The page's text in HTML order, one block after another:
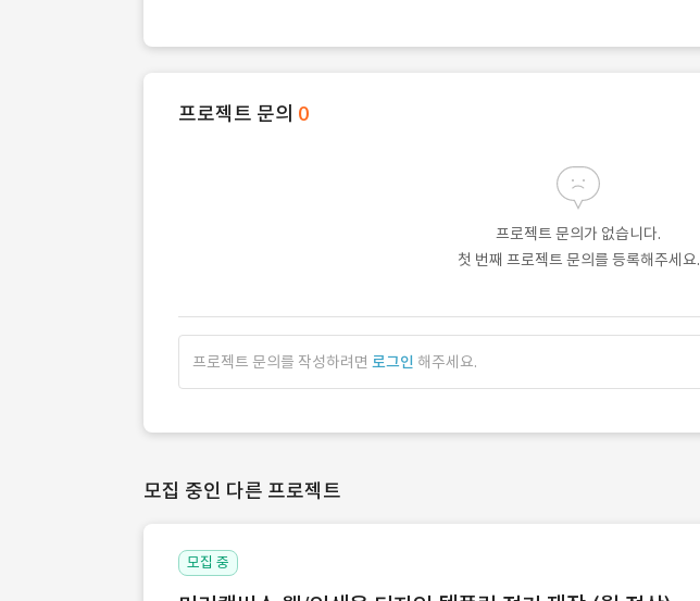
프로젝트 문의 0
프로젝트 문의가 없습니다.
첫 번째 프로젝트 문의를 등록해주세요.
프로젝트 문의를 작성하려면 로그인 해주세요.
모집 중인 다른 프로젝트
모집 중